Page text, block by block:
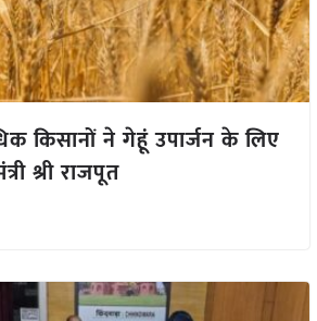
किसानों ने गेहूं उपार्जन के लिए
श्री राजपूत